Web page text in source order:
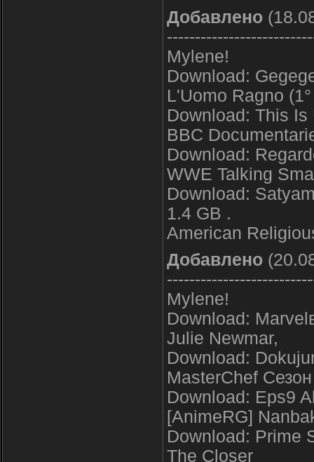
Добавлено
Mylene!
Download:
L'Uomo Ragno
Download: This
BBC
Download:
WWE Talking
Download:
1.4 GB .
American
Добавлено
Mylene!
Download:
Julie Newmar,
Download:
MasterChef
Download: Eps9
[AnimeRG]
Download: Prime
The Closer